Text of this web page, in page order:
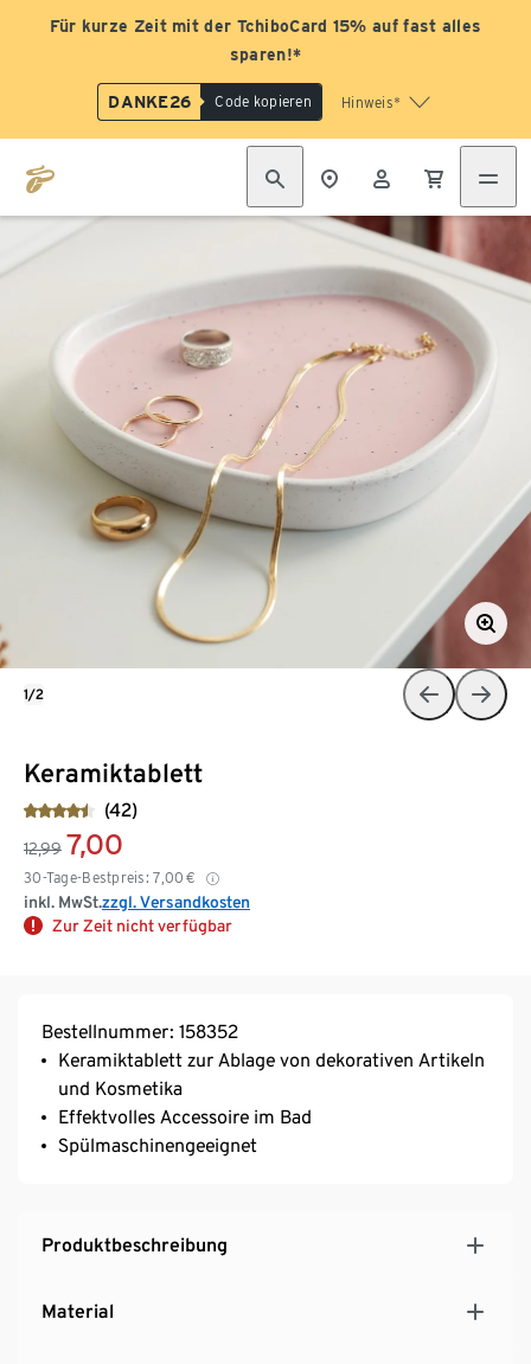
Für kurze Zeit mit der TchiboCard 15% auf fast alles
sparen!*
DANKE26 Code kopieren Hinweis*
Keramiktablett
(42)
12,99 7,00
30-Tage-Bestpreis: 7,00 €
inkl. MwSt.zzgl. Versandkosten
Zur Zeit nicht verfügbar
1/2
Bestellnummer: 158352
Keramiktablett zur Ablage von dekorativen Artikeln
und Kosmetika
Effektvolles Accessoire im Bad
Spülmaschinengeeignet
Produktbeschreibung
Material